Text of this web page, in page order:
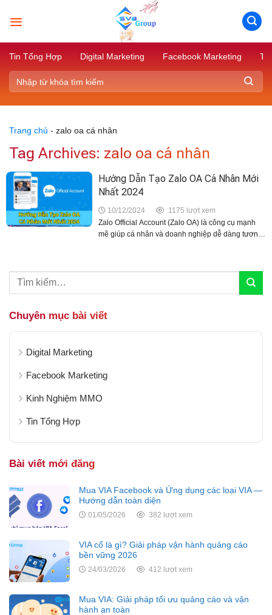
Tin Tổng Hợp Digital Marketing Facebook Marketing
Trang chủ - zalo oa cá nhân
Tag Archives: zalo oa cá nhân
Hướng Dẫn Tạo Zalo OA Cá Nhân Mới
Nhất 2024
10/12/2024
1175 lượt xem
Zalo Official Account (Zalo OA) là công cụ mạnh
mẽ giúp cá nhân và doanh nghiệp dễ dàng tương
Chuyên mục bài viết
Digital Marketing
Facebook Marketing
Kinh Nghiệm MMO
Tin Tổng Hợp
Bài viết mới đăng
Mua VIA Facebook và Ứng dụng các loại VIA —
Hướng dẫn toàn diện
01/05/2026 382 lượt xem
VIA cổ là gì? Giải pháp vận hành quảng cáo
bền vững 2026
24/03/2026 412 lượt xem
Mua VIA: Giải pháp tối ưu quảng cáo và vận
hành an toàn